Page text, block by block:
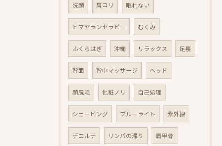
洗顔 肩コリ 眠れない
ヒマヤランセラピー むくみ
ふくらはぎ 沖縄 リラックス 足裏
背面 背中マッサージ ヘッド
顔脱毛 化粧ノリ 自己処理
シェービング ブルーライト 紫外線
デコルテ リンパの滞り 肩甲骨